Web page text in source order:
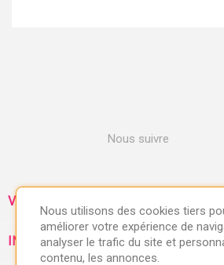
Nous suivre
VOTRE COMPTE
INFORMATIONS
Nous utilisons des cookies tiers
améliorer votre expérience de
analyser le trafic du site et
contenu, les annonces.